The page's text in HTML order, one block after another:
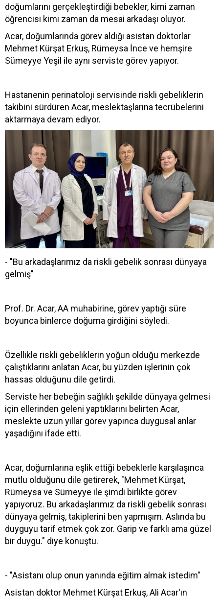
doğumlarını gerçekleştirdiği bebekler, kimi zaman
öğrencisi kimi zaman da mesai arkadaşı oluyor.
Acar, doğumlarında görev aldığı asistan doktorlar
Mehmet Kürşat Erkuş, Rümeysa İnce ve hemşire
Sümeyye Yeşil ile aynı serviste görev yapıyor.
Hastanenin perinatoloji servisinde riskli gebeliklerin
takibini sürdüren Acar, meslektaşlarına tecrübelerini
aktarmaya devam ediyor.
- "Bu arkadaşlarımız da riskli gebelik sonrası dünyaya
gelmiş"
Prof. Dr. Acar, AA muhabirine, görev yaptığı süre
boyunca binlerce doğuma girdiğini söyledi.
Özellikle riskli gebeliklerin yoğun olduğu merkezde
çalıştıklarını anlatan Acar, bu yüzden işlerinin çok
hassas olduğunu dile getirdi.
Serviste her bebeğin sağlıklı şekilde dünyaya gelmesi
için ellerinden geleni yaptıklarını belirten Acar,
meslekte uzun yıllar görev yapınca duygusal anlar
yaşadığını ifade etti.
Acar, doğumlarına eşlik ettiği bebeklerle karşılaşınca
mutlu olduğunu dile getirerek, "Mehmet Kürşat,
Rümeysa ve Sümeyye ile şimdi birlikte görev
yapıyoruz. Bu arkadaşlarımız da riskli gebelik sonrası
dünyaya gelmiş, takiplerini ben yapmışım. Aslında bu
duyguyu tarif etmek çok zor. Garip ve farklı ama güzel
bir duygu." diye konuştu.
- "Asistanı olup onun yanında eğitim almak istedim"
Asistan doktor Mehmet Kürşat Erkuş, Ali Acar'ın